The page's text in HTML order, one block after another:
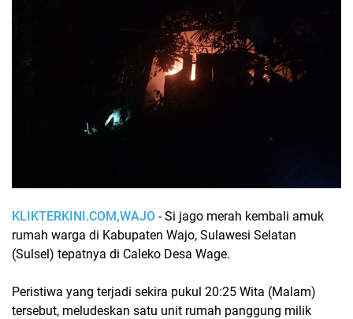
KLIKTERKINI.COM,WAJO - Si jago merah kembali amuk
rumah warga di Kabupaten Wajo, Sulawesi Selatan
(Sulsel) tepatnya di Caleko Desa Wage.
Peristiwa yang terjadi sekira pukul 20:25 Wita (Malam)
tersebut, meludeskan satu unit rumah panggung milik